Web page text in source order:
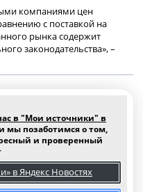
компаниями цен
с поставкой на
рынка содержит
законодательства», –
в "Мои источники" в
и мы позаботимся о том,
и проверенный
в Яндекс Новостях